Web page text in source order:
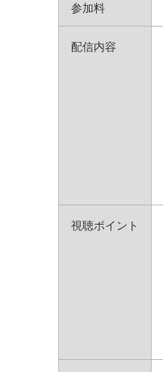
参加料
配信内容
視聴ポイント